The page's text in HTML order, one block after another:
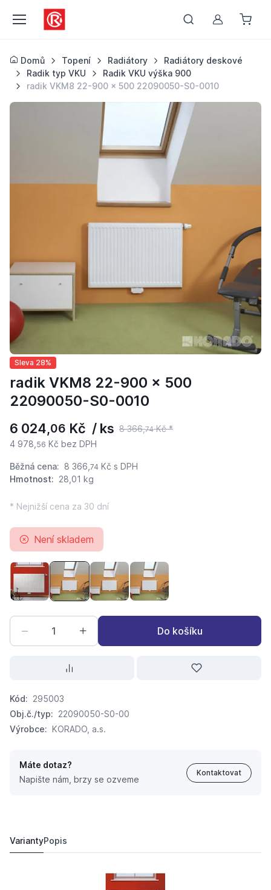
Můj účet
Domů Topení Radiátory
Radiátory deskové
Radik typ VKU
Radik VKU výška 900
radik VKM8 22-900 x 500 22090050-S0-0010
Sleva 28%
radik VKM8 22-900 x 500
22090050-S0-0010
6 024,06 Kč / ks 8 366,74Kč *
4 978, 56 Kč bez DPH
Běžná cena: 8 366, 74 Kč s DPH
Hmotnost: 28,01 kg
* Nejnižší cena za 30 dní
Není skladem
radik VKM8 22-900 x 400 22090040-S0-0010
radik VKM8 22-900 x 500 22090050-S0-0010
radik VKM8 22-900 x 600 22090060-
radik VKM8 22-900 x 1200
Do košíku
Kód: 295003
Obj.č./typ: 22090050-S0-00
Výrobce: KORADO, a.s.
Máte dotaz?
Napište nám, brzy se ozveme
Kontaktovat
VariantyPopis